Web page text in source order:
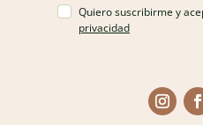
Quiero suscribirme y
privacidad